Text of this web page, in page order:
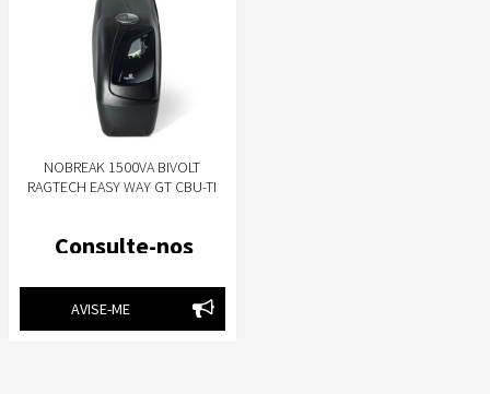
NOBREAK 1500VA BIVOLT
RAGTECH EASY WAY GT CBU-TI
Consulte-nos
AVISE-ME